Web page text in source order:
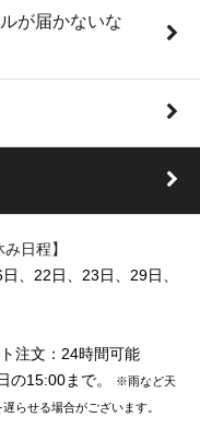
が届かないな
日程】
、22日、23日、29日、
注文：24時間可能
の15:00まで。
※雨など天
らせる場合がございます。